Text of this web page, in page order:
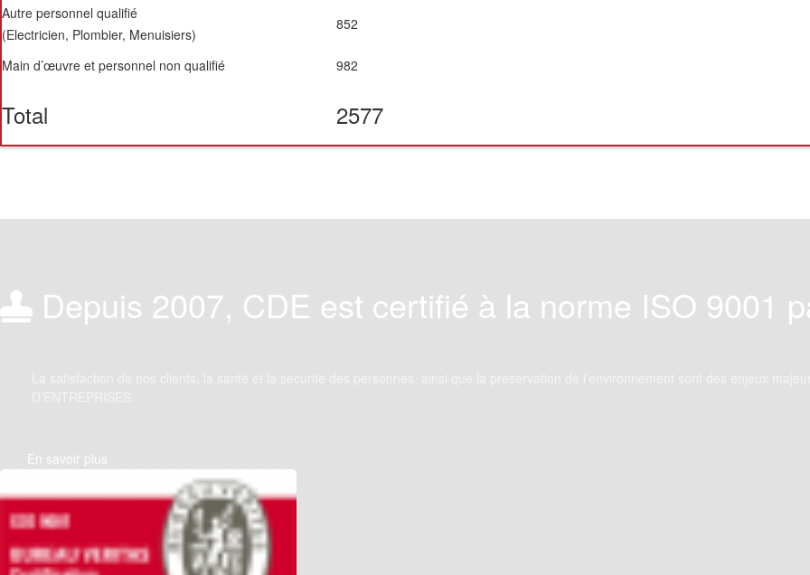
Autre personnel qualifié
(Electricien, Plombier, Menuisiers)
852
Main d’œuvre et personnel non qualifié 982
Total 2577
Depuis 2007, CDE est certifié à la norme ISO 9001
En savoir plus